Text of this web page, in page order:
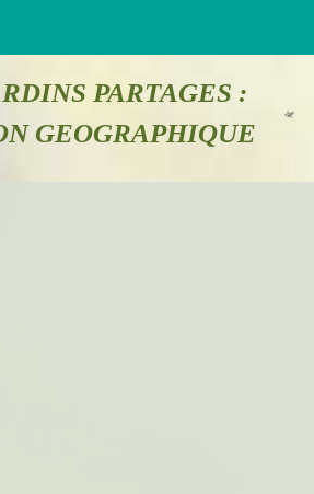
PARTAGES :
GEOGRAPHIQUE